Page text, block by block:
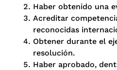
Haber obtenido una
Acreditar
reconocidas
Obtener durante el
resolución.
Haber aprobado,